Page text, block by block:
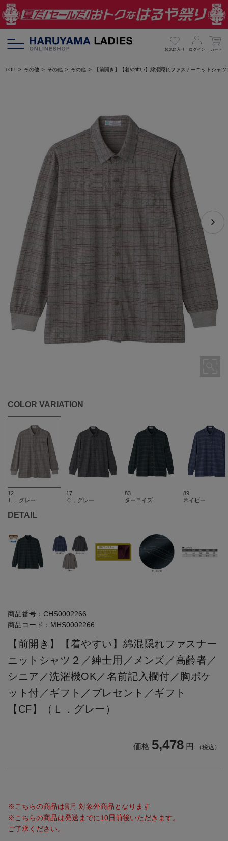
お気に入り ログイン カート
TOP その他 その他 その他 【前開き】【着やすい】綿混隠れファスナーニットシ
COLOR VARIATION
12
Ｌ．グレー
17
Ｃ．グレー
83
ターコイズ
89
ネイビー
DETAIL
商品番号： CHS0002266
商品コード： MHS0002266
【前開き】【着やすい】綿混隠れファスナー
ニットシャツ２／紳士用／メンズ／高齢者／
シニア／洗濯機OK／名前記入欄付／胸ポケ
ット付／ギフト／プレセント／ギフト
【CF】（Ｌ．グレー）
価格 5,478 円 （税込）
※こちらの商品は割引対象外商品となります
※こちらの商品は発送までに10日前後いただきます。
ご了承ください。